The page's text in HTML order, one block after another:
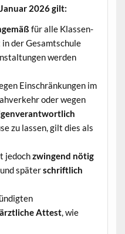
2026 gilt:
für alle Klassen-
der Gesamtschule
werden
Einschränkungen im
oder wegen
zu lassen, gilt dies als
jedochzwingend nötig
späterschriftlich
ärztliche Attest, wie